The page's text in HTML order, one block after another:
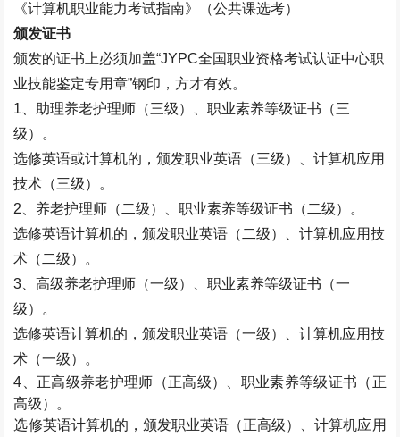
《计算机职业能力考试指南》（公共课选考）
颁发证书
颁发的证书上必须加盖“JYPC全国职业资格考试认证中心职
业技能鉴定专用章”钢印，方才有效。
1 、助理养老护理师（三级）、职业素养等级证书（三
级）。
选修英语或计算机的，颁发职业英语（三级）、计算机应用
技术（三级）。
2 、养老护理师（二级）、职业素养等级证书（二级）。
选修英语计算机的，颁发职业英语（二级）、计算机应用技
术（二级）。
3 、高级养老护理师（一级）、职业素养等级证书（一
级）。
选修英语计算机的，颁发职业英语（一级）、计算机应用技
术（一级）。
4 、正高级养老护理师（正高级）、职业素养等级证书（正
高级）。
选修英语计算机的，颁发职业英语（正高级）、计算机应用